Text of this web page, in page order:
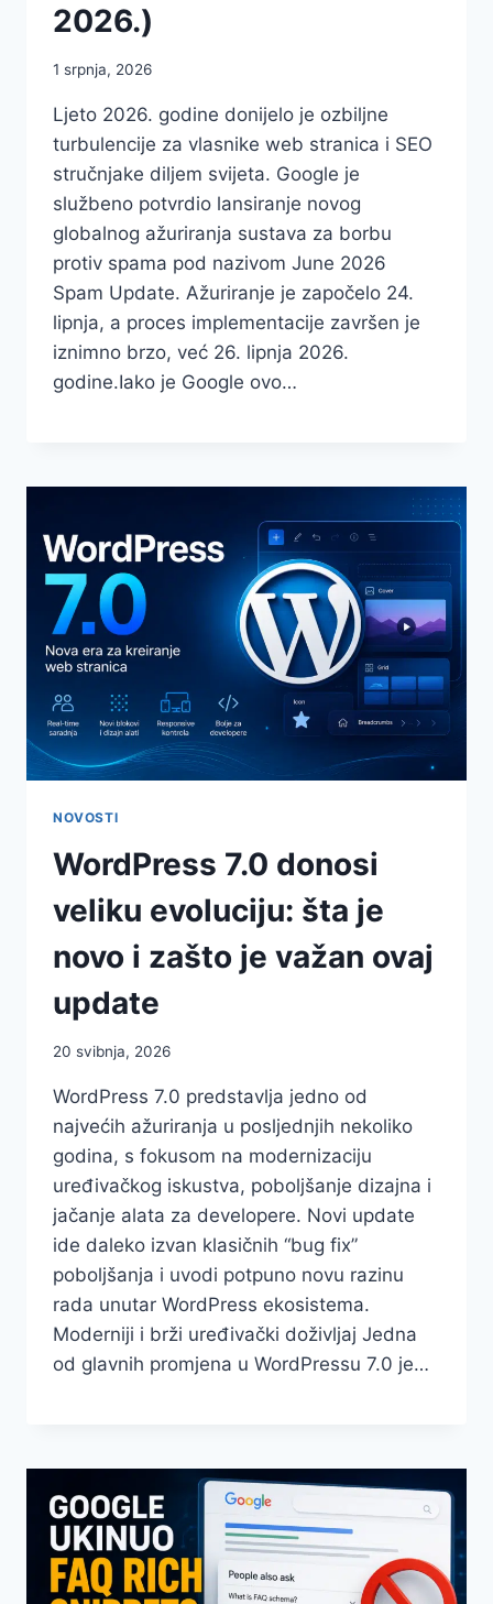
2026.)
1 srpnja, 2026
Ljeto 2026. godine donijelo je ozbiljne
turbulencije za vlasnike web stranica i SEO
stručnjake diljem svijeta. Google je
službeno potvrdio lansiranje novog
globalnog ažuriranja sustava za borbu
protiv spama pod nazivom June 2026
Spam Update. Ažuriranje je započelo 24.
lipnja, a proces implementacije završen je
iznimno brzo, već 26. lipnja 2026.
godine.Iako je Google ovo…
NOVOSTI
WordPress 7.0 donosi
veliku evoluciju: šta je
novo i zašto je važan ovaj
update
20 svibnja, 2026
WordPress 7.0 predstavlja jedno od
najvećih ažuriranja u posljednjih nekoliko
godina, s fokusom na modernizaciju
uređivačkog iskustva, poboljšanje dizajna i
jačanje alata za developere. Novi update
ide daleko izvan klasičnih “bug fix”
poboljšanja i uvodi potpuno novu razinu
rada unutar WordPress ekosistema.
Moderniji i brži uređivački doživljaj Jedna
od glavnih promjena u WordPressu 7.0 je…